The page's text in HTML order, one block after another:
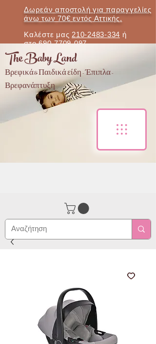
Δωρεάν αποστολή για παραγγελίες
άνω των 70€ εντός Αττικής.
Καλέστε μας 210-2483-334 ή
στο690-7709-097
The Baby Land
Βρεφικά & Παιδικά είδη - Έπιπλα -
Βρεφανάπτυξη